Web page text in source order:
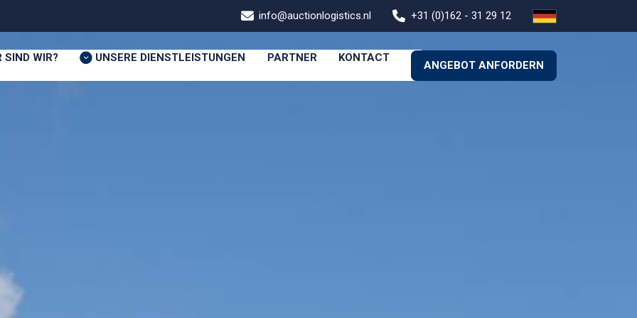
info@auctionlogistics.nl +31 (0)162 - 31 29 12
SIND WIR? UNSERE DIENSTLEISTUNGEN PARTNER KONTACT
ANGEBOT ANFORDERN